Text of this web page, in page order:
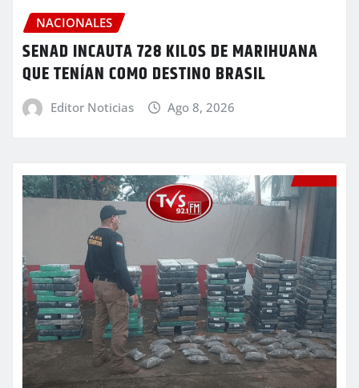
NACIONALES
SENAD INCAUTA 728 KILOS DE MARIHUANA
QUE TENÍAN COMO DESTINO BRASIL
Editor Noticias Ago 8, 2026